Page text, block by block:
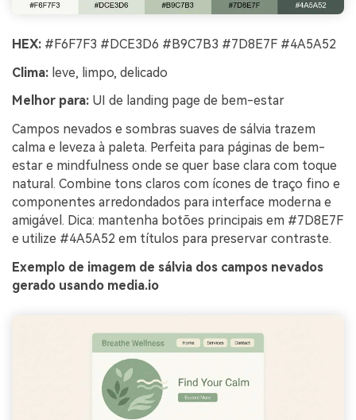
HEX: #F6F7F3 #DCE3D6 #B9C7B3 #7D8E7F #4A5A52
Clima: leve, limpo, delicado
Melhor para: UI de landing page de bem-estar
Campos nevados e sombras suaves de sálvia trazem
calma e leveza à paleta. Perfeita para páginas de bem-
estar e mindfulness onde se quer base clara com toque
natural. Combine tons claros com ícones de traço fino e
componentes arredondados para interface moderna e
amigável. Dica: mantenha botões principais em #7D8E7F
e utilize #4A5A52 em títulos para preservar contraste.
Exemplo de imagem de sálvia dos campos nevados
gerado usando media.io